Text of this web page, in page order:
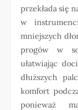
przekłada się
w
mniejszych
progów w
ułatwiając
dłuższych
komfort
ponieważ